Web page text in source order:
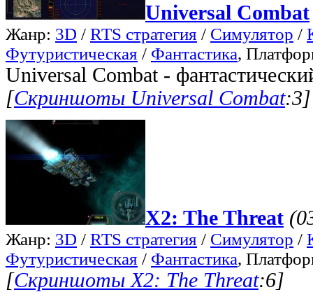
Universal Combat
Жанр: 3D / RTS стратегия / Симулятор /
Футуристическая / Фантастика,
Universal Combat -
[Скриншоты Universal Combat:3]
X2: The Threat
Жанр: 3D / RTS стратегия / Симулятор /
Футуристическая / Фантастика,
[Скриншоты X2: The Threat:6]